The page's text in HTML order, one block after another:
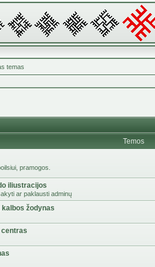
temas
Temos
pramogos.
iliustracijos
ar paklausti adminų
kalbos žodynas